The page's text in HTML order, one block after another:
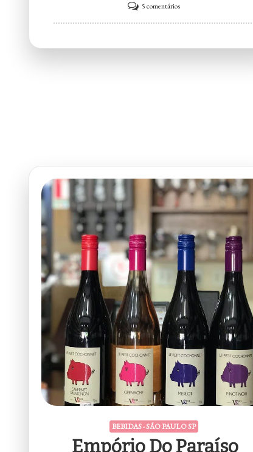
5 comentáriosem
Bar
BEBIDAS - SÃO PAULO SP
Empório Do Paraíso